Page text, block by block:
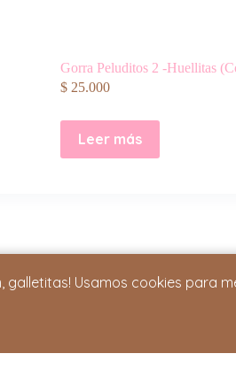
Gorra Peluditos 2 -Huellitas
$25.000
Leer más
galletitas! Usamos cookies para